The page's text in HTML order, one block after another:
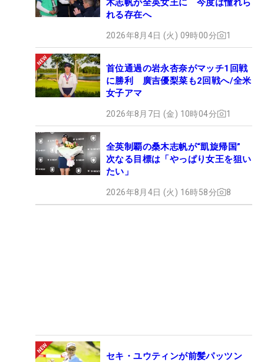
木志帆が全英女王に 今度は憧れら
れる存在へ
2026年8月4日 (火) 09時00分 1
首位通過の岩永杏奈がマッチ1回戦
に勝利 廣吉優梨菜も2回戦へ/全米
女子アマ
2026年8月7日 (金) 10時04分 1
全英制覇の桑木志帆が“凱旋帰国”
次なる目標は「やっぱり女王を狙い
たい」
2026年8月4日 (火) 16時58分 8
セキ・ユウティンが前髪パッツン